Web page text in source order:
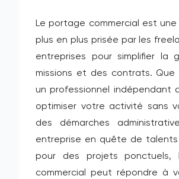
Le portage commercial est
plus en plus prisée par les
entreprises pour simplifier la
missions et des contrats. Que
un professionnel indépendant
optimiser votre activité sans
des démarches
entreprise en quête de talents
pour des projets ponctuels,
commercial peut répondre à